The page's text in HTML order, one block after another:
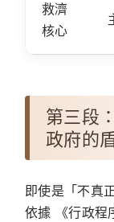
救濟
核心
第三段
政府的
即使是「不真
依據 《行政程